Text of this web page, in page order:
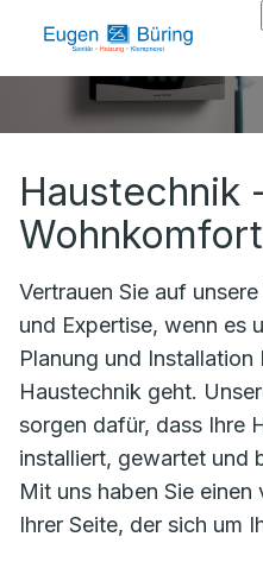
Haustechnik
Wohnkomfort
Vertrauen Sie auf
und Expertise, wenn es
Planung und Installation
Haustechnik geht.
sorgen dafür, dass Ihre
installiert, gewartet und
Mit uns haben Sie einen
Ihrer Seite, der sich um